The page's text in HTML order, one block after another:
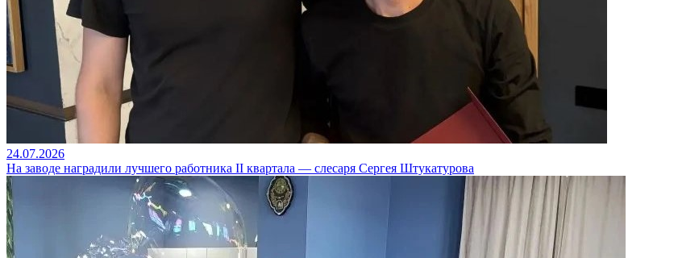
24.07.2026
На заводе наградили лучшего работника II квартала — слесаря Сергея Штукатурова